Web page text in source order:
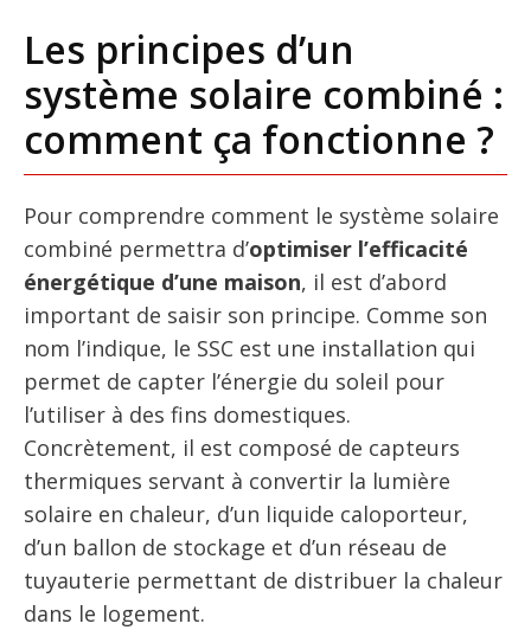
Les principes d’un
système solaire combiné :
comment ça fonctionne ?
Pour comprendre comment le système solaire
combiné permettra d’optimiser l’efficacité
énergétique d’une maison, il est d’abord
important de saisir son principe. Comme son
nom l’indique, le SSC est une installation qui
permet de capter l’énergie du soleil pour
l’utiliser à des fins domestiques.
Concrètement, il est composé de capteurs
thermiques servant à convertir la lumière
solaire en chaleur, d’un liquide caloporteur,
d’un ballon de stockage et d’un réseau de
tuyauterie permettant de distribuer la chaleur
dans le logement.